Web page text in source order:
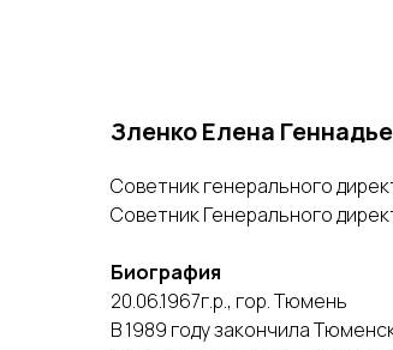
Зленко Елена
Советник генерального
Советник Генерального
Биография
20.06.1967г.р., гор. Тюмень
В 1989 году закончила